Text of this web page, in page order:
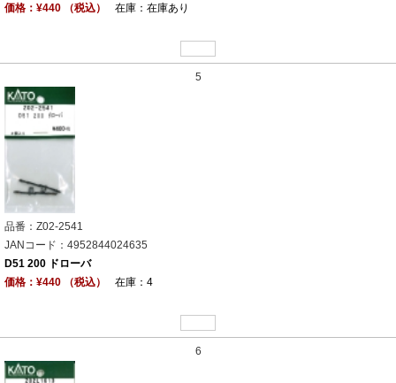
価格：¥440 （税込）
在庫：在庫あり
5
品番：Z02-2541
JANコード：4952844024635
D51 200 ドローバ
価格：¥440 （税込）
在庫：4
6